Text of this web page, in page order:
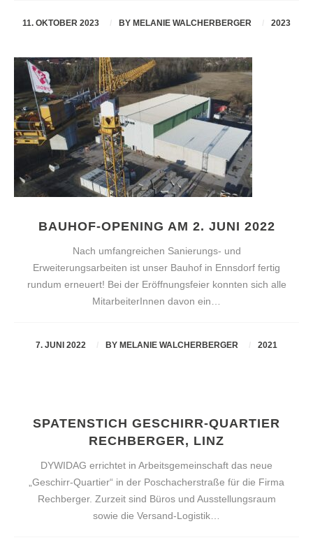
11. OKTOBER 2023 BY MELANIE WALCHERBERGER 2023
BAUHOF-OPENING AM 2. JUNI 2022
Nach umfangreichen Sanierungs- und
Erweiterungsarbeiten ist unser Bauhof in Ennsdorf fertig
rundum erneuert! Bei der Eröffnungsfeier konnten sich alle
MitarbeiterInnen davon ein…
7. JUNI 2022 BY MELANIE WALCHERBERGER 2021
SPATENSTICH GESCHIRR-QUARTIER
RECHBERGER, LINZ
DYWIDAG errichtet in Arbeitsgemeinschaft das neue
„Geschirr-Quartier“ in der Poschacherstraße für die Firma
Rechberger. Zurzeit sind Büros und Ausstellungsraum
sowie die Versand-Logistik…